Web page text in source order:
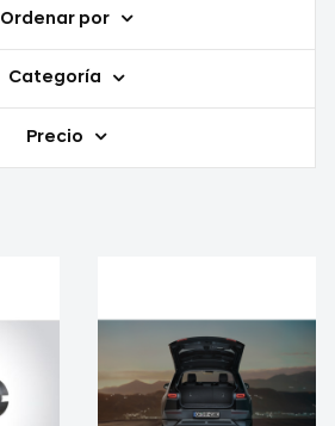
Ordenar por
Categoría
Precio